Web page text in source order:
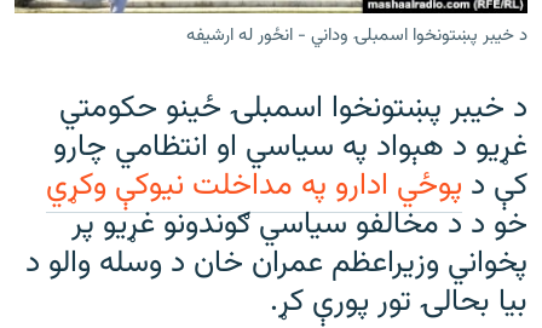
موږ وڅارئ
د ازادې اروپا راډیو ټولې ووبپاڼې
د خیبر پښتونخوا اسمبلۍ وداني - انځور له ارشيفه
د خیبر پښتونخوا اسمبلۍ ځينو حکومتي
غړیو د هېواد په سیاسي او انتظامي چارو
کې د پوځي ادارو په مداخلت نيوکې وکړي
خو د د مخالفو سیاسي ګوندونو غړيو پر
پخواني وزيراعظم عمران خان د وسله والو د
بیا بحالۍ تور پورې کړ.